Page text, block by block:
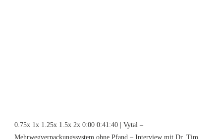
0.75x 1x 1.25x 1.5x 2x 0:00 0:41:40 | Vytal –
Mehrwegverpackungssystem ohne Pfand – Interview mit Dr. Tim